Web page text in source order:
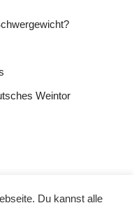
Weintor
Du kannst alle